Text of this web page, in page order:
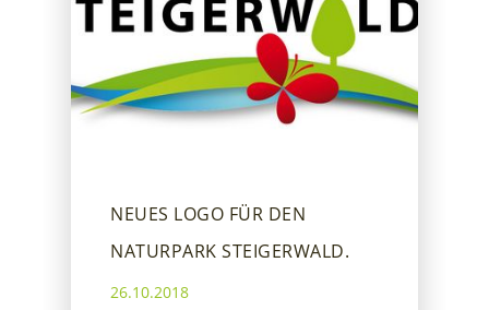
NEUES LOGO FÜR DEN
NATURPARK STEIGERWALD.
26.10.2018